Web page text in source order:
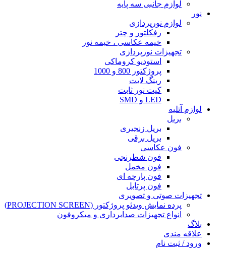
لوازم جانبی سه پایه
نور
لوازم نورپردازی
رفکلتور و چتر
خیمه عکاسی ، خیمه نور
تجهیزات نورپردازی
استودیو کروماکی
پروژکتور 800 و 1000
رینگ لایت
کیت نور ثابت
LED و SMD
لوازم آتلیه
بریل
بریل زنجیری
بریل برقی
فون عکاسی
فون شطرنجی
فون مخمل
فون پارچه ای
فون پرتابل
تجهیزات صوتی و تصویری
پرده نمایش ویدئو پروژکتور (PROJECTION SCREEN)
انواع تجهیزات صدابرداری و میکروفون
بلاگ
علاقه مندی
ورود / ثبت نام